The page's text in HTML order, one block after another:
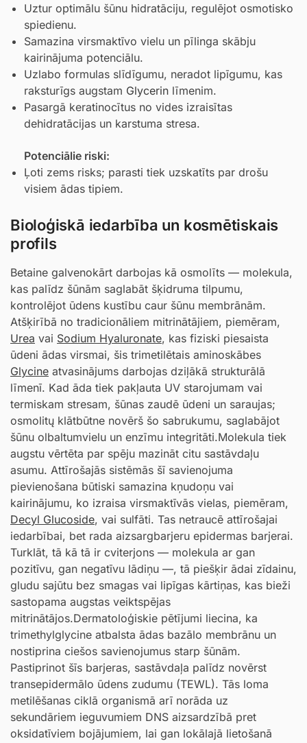
Uztur optimālu šūnu hidratāciju, regulējot osmotisko
spiedienu.
Samazina virsmaktīvo vielu un pīlinga skābju
kairinājuma potenciālu.
Uzlabo formulas slīdīgumu, neradot lipīgumu, kas
raksturīgs augstam Glycerin līmenim.
Pasargā keratinocītus no vides izraisītas
dehidratācijas un karstuma stresa.
Potenciālie riski:
Ļoti zems risks; parasti tiek uzskatīts par drošu
visiem ādas tipiem.
Bioloģiskā iedarbība un kosmētiskais
profils
Betaine galvenokārt darbojas kā osmolīts — molekula,
kas palīdz šūnām saglabāt šķidruma tilpumu,
kontrolējot ūdens kustību caur šūnu membrānām.
Atšķirībā no tradicionāliem mitrinātājiem, piemēram,
Urea vai Sodium Hyaluronate, kas fiziski piesaista
ūdeni ādas virsmai, šis trimetilētais aminoskābes
Glycine atvasinājums darbojas dziļākā strukturālā
līmenī. Kad āda tiek pakļauta UV starojumam vai
termiskam stresam, šūnas zaudē ūdeni un saraujas;
osmolitų klātbūtne novērš šo sabrukumu, saglabājot
šūnu olbaltumvielu un enzīmu integritāti.Molekula tiek
augstu vērtēta par spēju mazināt citu sastāvdaļu
asumu. Attīrošajās sistēmās šī savienojuma
pievienošana būtiski samazina kņudoņu vai
kairinājumu, ko izraisa virsmaktīvās vielas, piemēram,
Decyl Glucoside, vai sulfāti. Tas netraucē attīrošajai
iedarbībai, bet rada aizsargbarjeru epidermas barjerai.
Turklāt, tā kā tā ir cviterjons — molekula ar gan
pozitīvu, gan negatīvu lādiņu —, tā piešķir ādai zīdainu,
gludu sajūtu bez smagas vai lipīgas kārtiņas, kas bieži
sastopama augstas veiktspējas
mitrinātājos.Dermatoloģiskie pētījumi liecina, ka
trimethylglycine atbalsta ādas bazālo membrānu un
nostiprina ciešos savienojumus starp šūnām.
Pastiprinot šīs barjeras, sastāvdaļa palīdz novērst
transepidermālo ūdens zudumu (TEWL). Tās loma
metilēšanas ciklā organismā arī norāda uz
sekundāriem ieguvumiem DNS aizsardzībā pret
oksidatīviem bojājumiem, lai gan lokālajā lietošanā